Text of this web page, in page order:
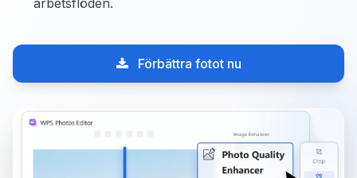
arbetsflöden.
Förbättra fotot nu